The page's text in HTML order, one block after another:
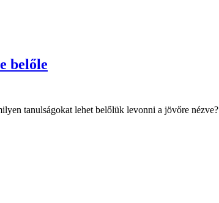
belőle
tanulságokat lehet belőlük levonni a jövőre nézve?